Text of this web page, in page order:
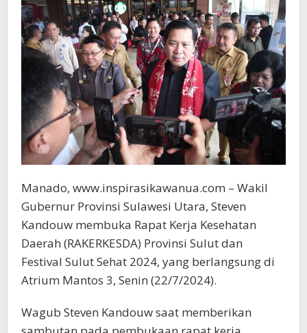
Manado, www.inspirasikawanua.com – Wakil
Gubernur Provinsi Sulawesi Utara, Steven
Kandouw membuka Rapat Kerja Kesehatan
Daerah (RAKERKESDA) Provinsi Sulut dan
Festival Sulut Sehat 2024, yang berlangsung di
Atrium Mantos 3, Senin (22/7/2024).
Wagub Steven Kandouw saat memberikan